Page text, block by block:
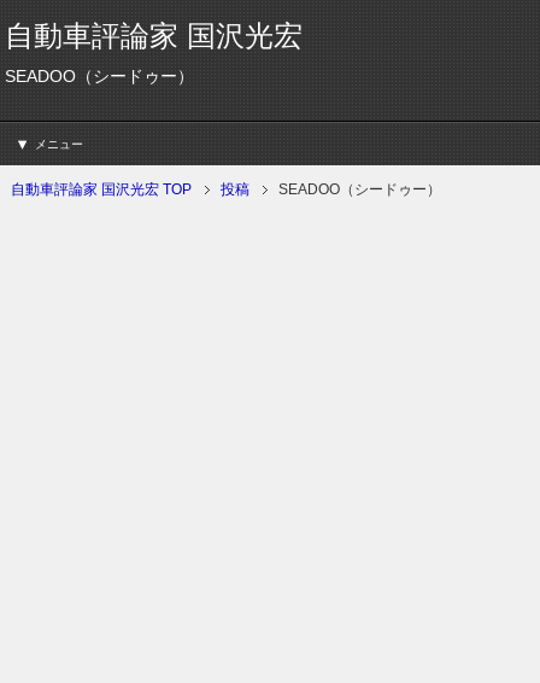
自動車評論家 国沢光宏
SEADOO（シードゥー）
メニュー
自動車評論家 国沢光宏 TOP 投稿 SEADOO（シードゥー）